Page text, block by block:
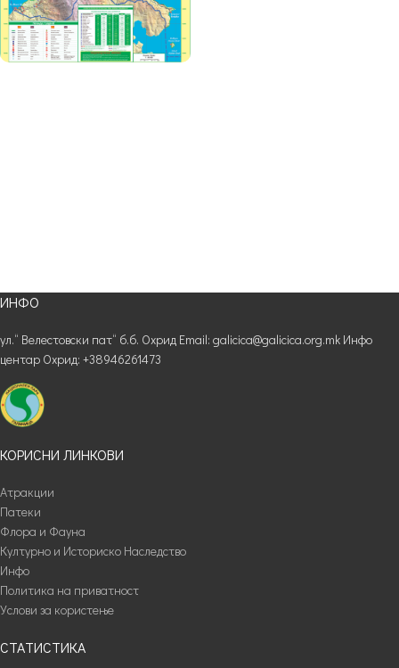
ИНФО
ул.“ Велестовски пат“ б.б. Охрид Email: galicica@galicica.org.mk Инфо
центар Охрид: +38946261473
КОРИСНИ ЛИНКОВИ
Атракции
Патеки
Флора и Фауна
Културно и Историско Наследство
Инфо
Политика на приватност
Услови за користење
СТАТИСТИКА